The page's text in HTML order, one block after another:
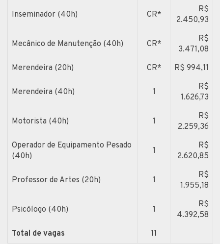
Inseminador (40h) CR*
R$
2.450,93
Mecânico de Manutenção (40h) CR*
R$
3.471,08
Merendeira (20h)
CR* R$ 994,11
Merendeira (40h) 1
R$
1.626,73
Motorista (40h) 1
R$
2.259,36
Operador de Equipamento Pesado
(40h)
1
R$
2.620,85
Professor de Artes (20h) 1
R$
1.955,18
Psicólogo (40h) 1
R$
4.392,58
Total de vagas
11